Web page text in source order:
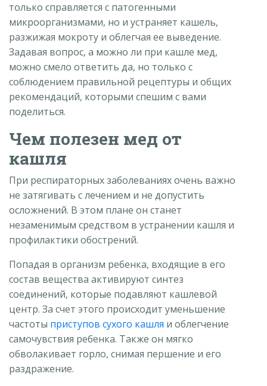
только справляется с патогенными
микроорганизмами, но и устраняет кашель,
разжижая мокроту и облегчая ее выведение.
Задавая вопрос, а можно ли при кашле мед,
можно смело ответить да, но только с
соблюдением правильной рецептуры и общих
рекомендаций, которыми спешим с вами
поделиться.
Чем полезен мед от
кашля
При респираторных заболеваниях очень важно
не затягивать с лечением и не допустить
осложнений. В этом плане он станет
незаменимым средством в устранении кашля и
профилактики обострений.
Попадая в организм ребенка, входящие в его
состав вещества активируют синтез
соединений, которые подавляют кашлевой
центр. За счет этого происходит уменьшение
частоты приступов сухого кашля и облегчение
самочувствия ребенка. Также он мягко
обволакивает горло, снимая першение и его
раздражение.